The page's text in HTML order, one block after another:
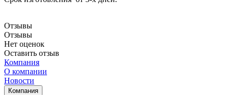
Отзывы
Отзывы
Нет оценок
Оставить отзыв
Компания
О компании
Новости
Компания